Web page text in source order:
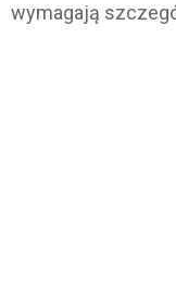
wymagają